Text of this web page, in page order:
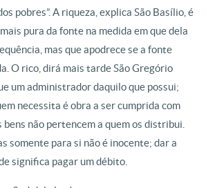
pobres”. A riqueza, explica São Basílio, é
pura da fonte na medida em que dela
mas que apodrece se a fonte
O rico, dirá mais tarde São Gregório
um administrador daquilo que possui;
necessita é obra a ser cumprida com
bens não pertencem a quem os distribui.
somente para si não é inocente; dar a
significa pagar um débito.